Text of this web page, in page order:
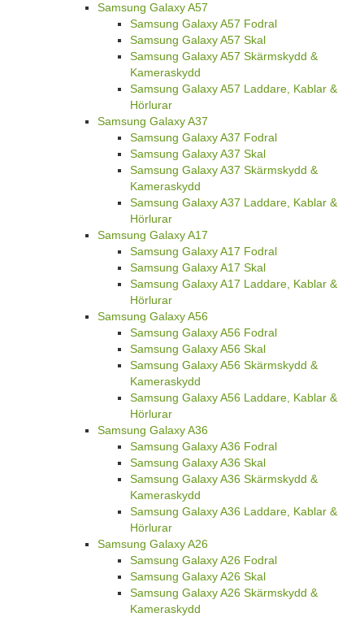
Samsung Galaxy A57
Samsung Galaxy A57 Fodral
Samsung Galaxy A57 Skal
Samsung Galaxy A57 Skärmskydd &
Kameraskydd
Samsung Galaxy A57 Laddare, Kablar &
Hörlurar
Samsung Galaxy A37
Samsung Galaxy A37 Fodral
Samsung Galaxy A37 Skal
Samsung Galaxy A37 Skärmskydd &
Kameraskydd
Samsung Galaxy A37 Laddare, Kablar &
Hörlurar
Samsung Galaxy A17
Samsung Galaxy A17 Fodral
Samsung Galaxy A17 Skal
Samsung Galaxy A17 Laddare, Kablar &
Hörlurar
Samsung Galaxy A56
Samsung Galaxy A56 Fodral
Samsung Galaxy A56 Skal
Samsung Galaxy A56 Skärmskydd &
Kameraskydd
Samsung Galaxy A56 Laddare, Kablar &
Hörlurar
Samsung Galaxy A36
Samsung Galaxy A36 Fodral
Samsung Galaxy A36 Skal
Samsung Galaxy A36 Skärmskydd &
Kameraskydd
Samsung Galaxy A36 Laddare, Kablar &
Hörlurar
Samsung Galaxy A26
Samsung Galaxy A26 Fodral
Samsung Galaxy A26 Skal
Samsung Galaxy A26 Skärmskydd &
Kameraskydd